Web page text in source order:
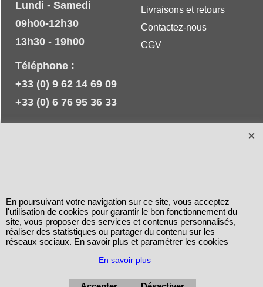
Livraisons et retours
Contactez-nous
CGV
Lundi - Samedi
09h00-12h30
13h30 - 19h00
Téléphone :
+33 (0) 9 62 14 69 09
+33 (0) 6 76 95 36 33
En poursuivant votre navigation sur ce site, vous acceptez
l'utilisation de cookies pour garantir le bon fonctionnement du
site, vous proposer des services et contenus personnalisés,
réaliser des statistiques ou partager du contenu sur les
réseaux sociaux. En savoir plus et paramétrer les cookies
En savoir plus